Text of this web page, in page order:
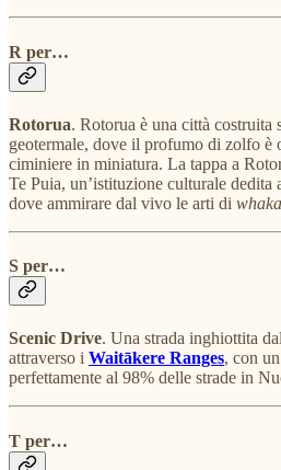
R per…
Rotorua. Rotorua è una città costruita
geotermale, dove il profumo di zolfo è
ciminiere in miniatura. La tappa a
Te Puia, un’istituzione culturale
dove ammirare dal vivo le arti di
S per…
Scenic Drive. Una strada inghiottita
attraverso i Waitākere Ranges, con
perfettamente al 98% delle strade in
T per…